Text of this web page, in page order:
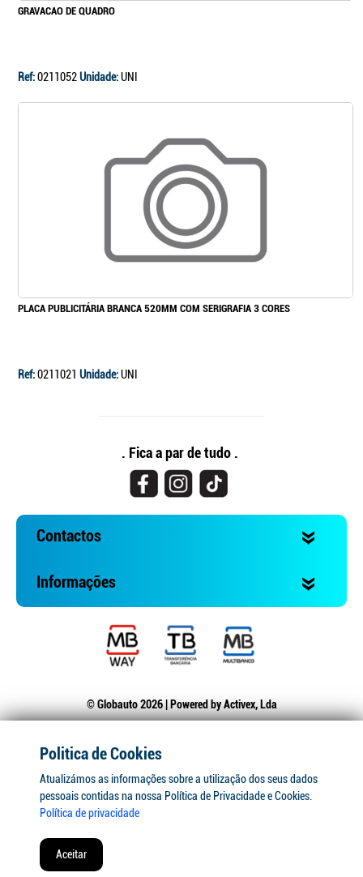
GRAVACAO DE QUADRO
Ref:0211052Unidade:UNI
PLACA PUBLICITÁRIA BRANCA 520MM COM SERIGRAFIA 3 CORES
Ref:0211021 Unidade:UNI
. Fica a par de tudo .
Contactos
Informações
© Globauto 2026 | Powered byActivex, Lda
Politica de Cookies
Atualizámos as informações sobre a utilização dos seus dados
pessoais contidas na nossa Política de Privacidade e Cookies.
Política de privacidade
Aceitar